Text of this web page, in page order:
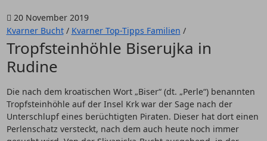
20 November 2019
Kvarner Bucht/ Kvarner Top-Tipps Familien /
Tropfsteinhöhle Biserujka in
Rudine
Die nach dem kroatischen Wort „Biser“ (dt. „Perle“) benannten
Tropfsteinhöhle auf der Insel Krk war der Sage nach der
Unterschlupf eines berüchtigten Piraten. Dieser hat dort einen
Perlenschatz versteckt, nach dem auch heute noch immer